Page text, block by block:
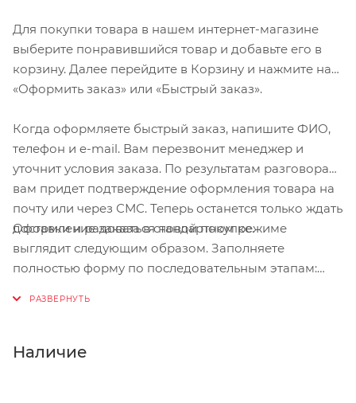
Для покупки товара в нашем интернет-магазине
выберите понравившийся товар и добавьте его в
корзину. Далее перейдите в Корзину и нажмите на
«Оформить заказ» или «Быстрый заказ».
Когда оформляете быстрый заказ, напишите ФИО,
телефон и e-mail. Вам перезвонит менеджер и
уточнит условия заказа. По результатам разговора
вам придет подтверждение оформления товара на
почту или через СМС. Теперь останется только ждать
доставки и радоваться новой покупке.
Оформление заказа в стандартном режиме
выглядит следующим образом. Заполняете
полностью форму по последовательным этапам:
Нажмите кнопку «Оформить заказ».
Наличие